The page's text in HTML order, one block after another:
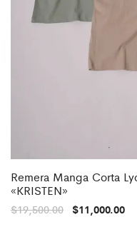
Remera Manga Corta
«KRISTEN»
$19,500.00 $11,000.00